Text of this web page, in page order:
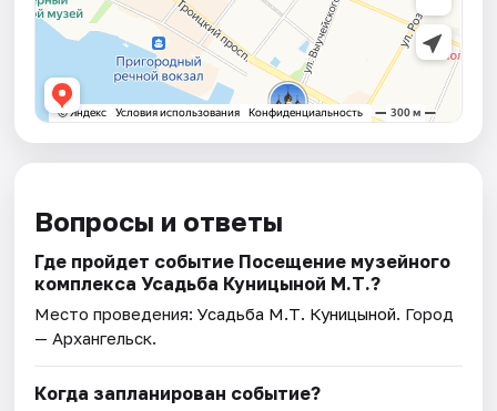
Вопросы и ответы
Где пройдет событие Посещение музейного
комплекса Усадьба Куницыной М.Т.?
Место проведения:Усадьба М.Т. Куницыной. Город
— Архангельск.
Когда запланирован событие?